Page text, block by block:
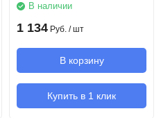
В наличии
1 134 Руб. / шт
В корзину
Купить в 1 клик